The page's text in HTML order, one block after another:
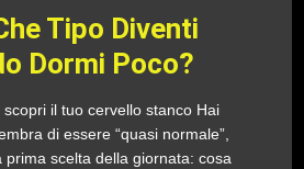
Tipo Diventi
Dormi Poco?
il tuo cervello stanco Hai
di essere “quasi normale”,
prima scelta della giornata: cosa